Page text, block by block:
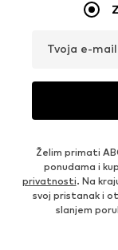
Tvoja e-
Želim primati
ponudama i
privatnosti. Na
svoj pristanak i
slanjem